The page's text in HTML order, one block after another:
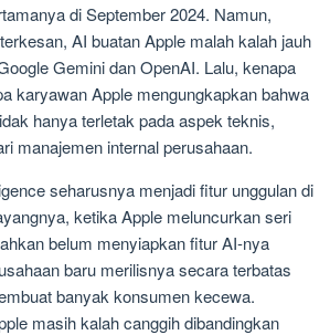
di September 2024. Namun,
AI buatan Apple malah kalah jauh
Gemini dan OpenAI. Lalu, kenapa
karyawan Apple mengungkapkan bahwa
hanya terletak pada aspek teknis,
manajemen internal perusahaan.
seharusnya menjadi fitur unggulan di
ketika Apple meluncurkan seri
belum menyiapkan fitur AI-nya
baru merilisnya secara terbatas
banyak konsumen kecewa.
masih kalah canggih dibandingkan